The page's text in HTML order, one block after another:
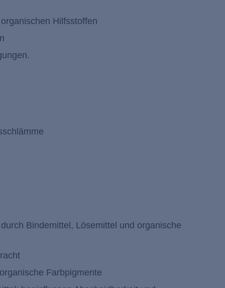
Hilfsstoffen
Bindemittel, Lösemittel und organische
Farbpigmente